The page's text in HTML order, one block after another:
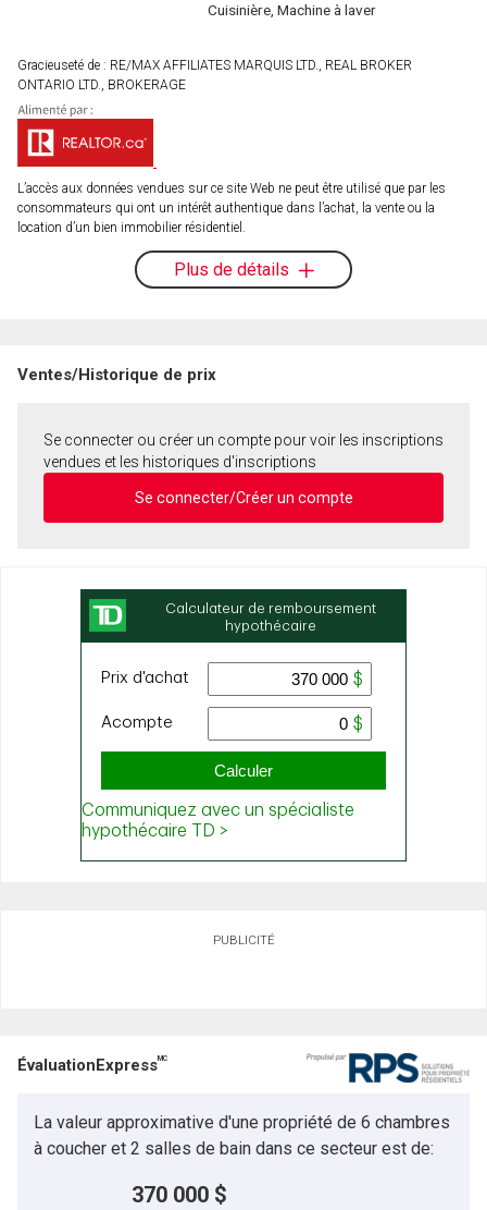
Cuisinière, Machine à laver
Gracieuseté de : RE/MAX AFFILIATES MARQUIS LTD., REAL BROKER
ONTARIO LTD., BROKERAGE
L’accès aux données vendues sur ce site Web ne peut être utilisé que par les
consommateurs qui ont un intérêt authentique dans l’achat, la vente ou la
location d’un bien immobilier résidentiel.
Plus de détails
Ventes/Historique de prix
Se connecter ou créer un compte pour voir les inscriptions
vendues et les historiques d'inscriptions
Se connecter/Créer un compte
PUBLICITÉ
ÉvaluationExpressMC
La valeur approximative d'une propriété de 6 chambres
à coucher et 2 salles de bain dans ce secteur est de:
370 000 $